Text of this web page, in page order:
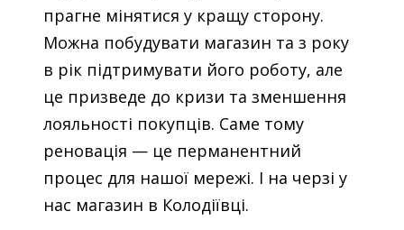
прагне мінятися у кращу сторону.
Можна побудувати магазин та з року
в рік підтримувати його роботу, але
це призведе до кризи та зменшення
лояльності покупців. Саме тому
реновація — це перманентний
процес для нашої мережі. І на черзі у
нас магазин в Колодіївці.